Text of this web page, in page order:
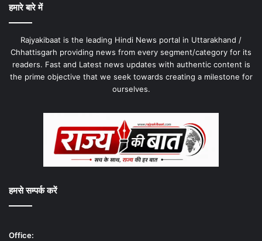
हमारे बारे में
Rajyakibaat is the leading Hindi News portal in Uttarakhand /
Chhattisgarh providing news from every segment/category for its
readers. Fast and Latest news updates with authentic content is
the prime objective that we seek towards creating a milestone for
ourselves.
हमसे सम्पर्क करें
Office: